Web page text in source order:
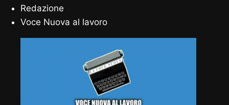
Redazione
Voce Nuova al lavoro